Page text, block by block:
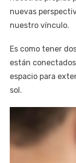
nuevas
nuestro vínculo.
Es como tener
están
espacio para
sol.